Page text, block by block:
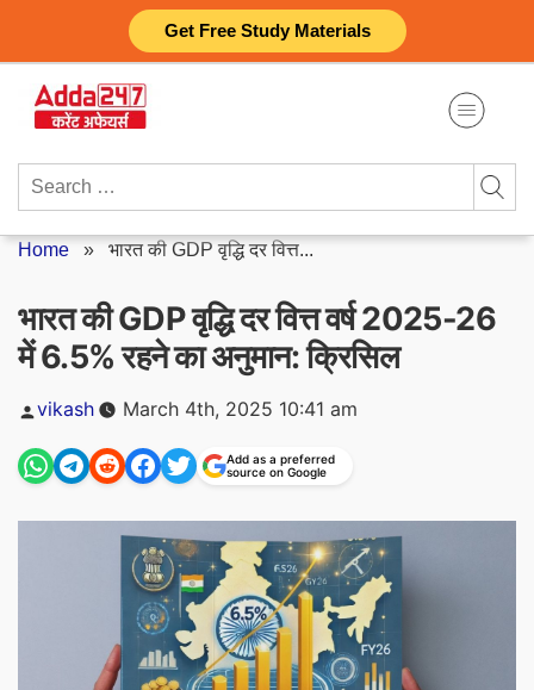
Get Free Study Materials
content
Search
Home » भारत की GDP वृद्धि दर वित्त...
भारत की GDP वृद्धि दर वित्त वर्ष 2025-26
में 6.5% रहने का अनुमान: क्रिसिल
Posted
vikash March 4th, 2025 10:41 am
Add as a preferred
source on Google